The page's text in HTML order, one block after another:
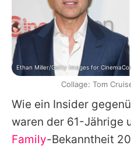
Wie ein Insider
waren der 61-Jährige
Family-Bekanntheit
Ethan Miller/Getty Images for
Collage: Tom